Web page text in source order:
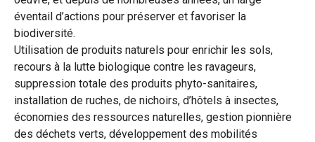
éventail d’actions pour préserver et favoriser la
biodiversité.
Utilisation de produits naturels pour enrichir les sols,
recours à la lutte biologique contre les ravageurs,
suppression totale des produits phyto-sanitaires,
installation de ruches, de nichoirs, d’hôtels à insectes,
économies des ressources naturelles, gestion pionnière
des déchets verts, développement des mobilités